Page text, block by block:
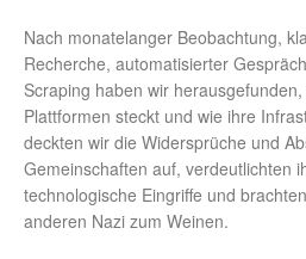
Nach monatelanger Beobachtung,
Recherche, automatisierter
Scraping haben wir
Plattformen steckt und wie ihre
deckten wir die Widersprüche und
Gemeinschaften auf, verdeutlichten
technologische Eingriffe und
anderen Nazi zum Weinen.